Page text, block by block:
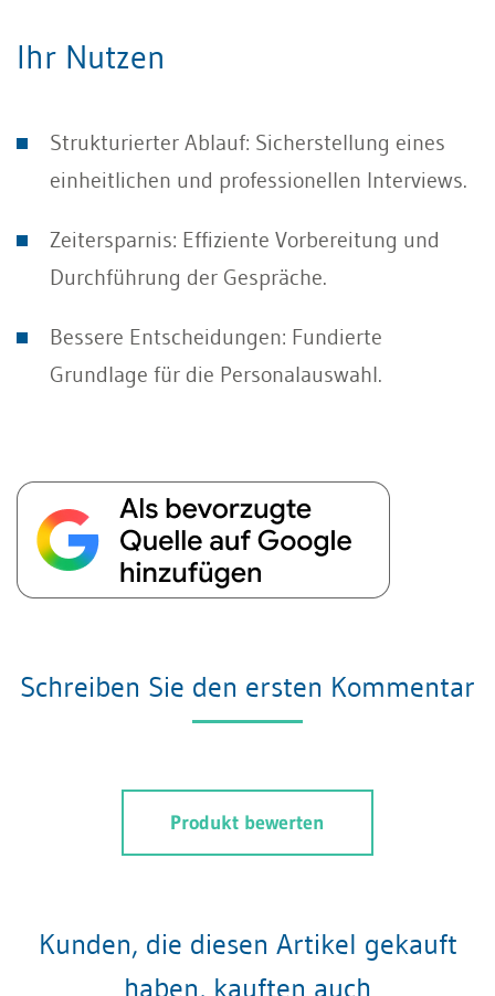
Ihr Nutzen
Strukturierter Ablauf: Sicherstellung eines
einheitlichen und professionellen Interviews.
Zeitersparnis: Effiziente Vorbereitung und
Durchführung der Gespräche.
Bessere Entscheidungen: Fundierte
Grundlage für die Personalauswahl.
Schreiben Sie den ersten Kommentar
Produkt bewerten
Kunden, die diesen Artikel gekauft
haben, kauften auch